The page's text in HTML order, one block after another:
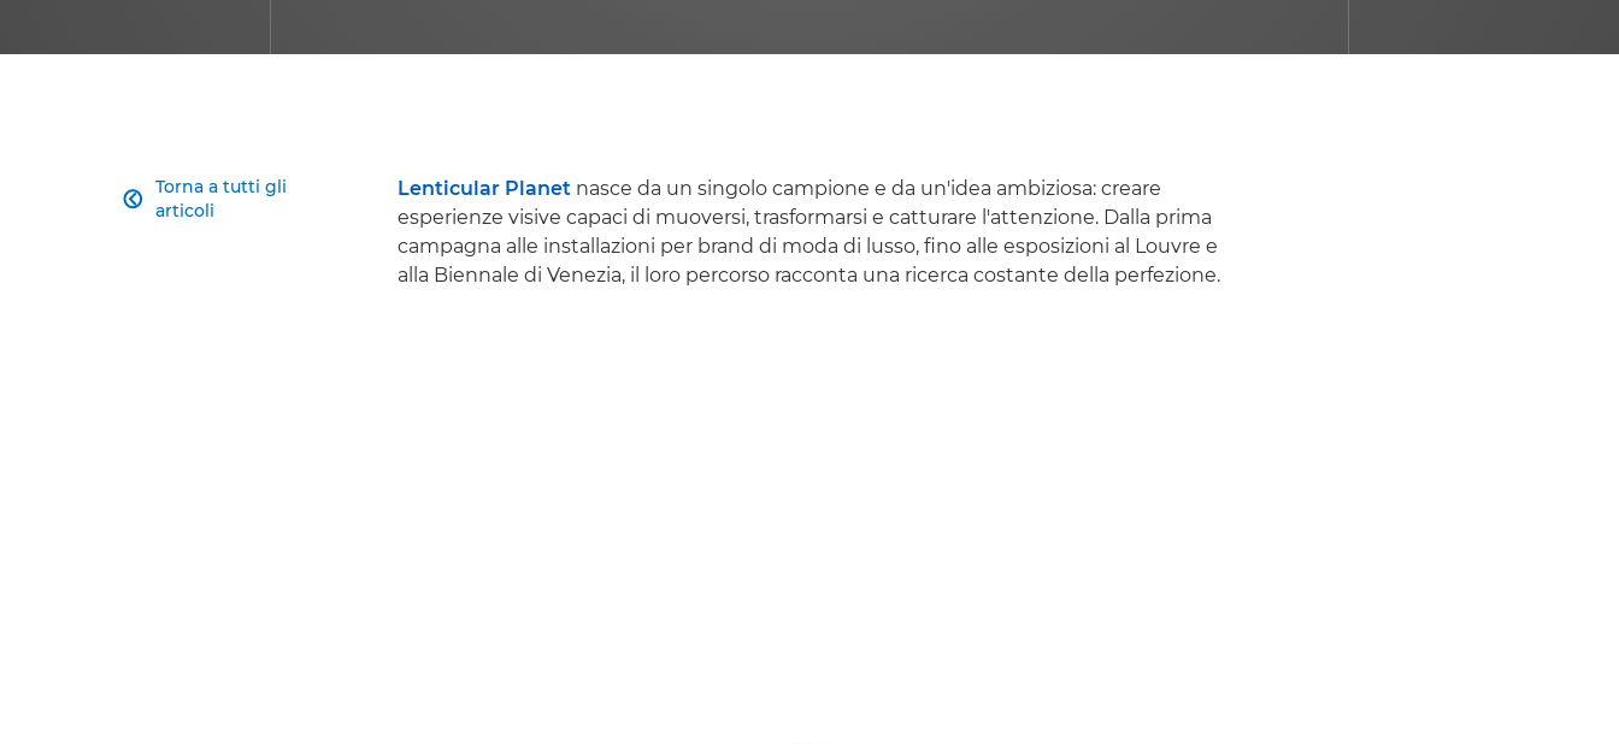
Torna a tutti gli
articoli
 Lenticular Planet nasce da un singolo campione e da un'idea ambiziosa: creare
esperienze visive capaci di muoversi, trasformarsi e catturare l'attenzione. Dalla prima
campagna alle installazioni per brand di moda di lusso, fino alle esposizioni al Louvre e
alla Biennale di Venezia, il loro percorso racconta una ricerca costante della perfezione.